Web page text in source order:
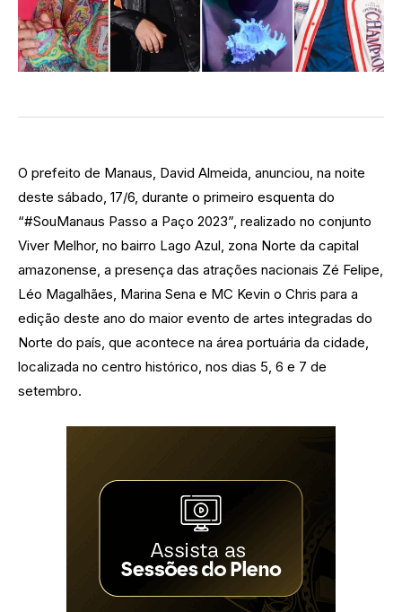
O prefeito de Manaus, David Almeida, anunciou, na noite
deste sábado, 17/6, durante o primeiro esquenta do
“#SouManaus Passo a Paço 2023”, realizado no conjunto
Viver Melhor, no bairro Lago Azul, zona Norte da capital
amazonense, a presença das atrações nacionais Zé Felipe,
Léo Magalhães, Marina Sena e MC Kevin o Chris para a
edição deste ano do maior evento de artes integradas do
Norte do país, que acontece na área portuária da cidade,
localizada no centro histórico, nos dias 5, 6 e 7 de
setembro.